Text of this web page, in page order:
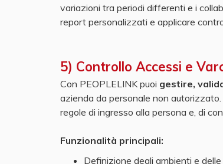
variazioni tra periodi differenti e i
report personalizzati e applicare
5) Controllo Accessi e
Con PEOPLELINK puoi gestire,
azienda da personale non
regole di ingresso alla persona e, di
Funzionalità principali:
Definizione degli ambienti e